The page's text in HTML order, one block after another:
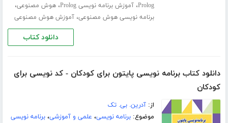
Prolog،آموزش برنامه نویسی Prolog ،هوش مصنوعی،
برنامه نویسی هوش مصنوعی،آموزش هوش مصنوعی
دانلود کتاب
دانلود کتاب برنامه نویسی پایتون برای کودکان - کد نویسی برای
کودکان
از:آدرین. بی. تک
موضوع:برنامه نویسی، علمی و آموزشی،برنامه نویسی